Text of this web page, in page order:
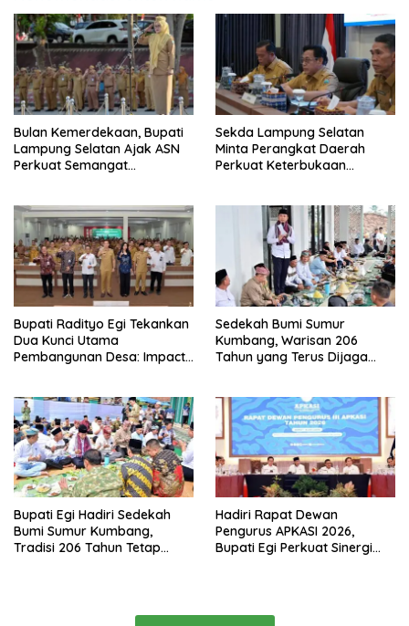
Bulan Kemerdekaan, Bupati
Lampung Selatan Ajak ASN
Perkuat Semangat
Sekda Lampung Selatan
Minta Perangkat Daerah
Perkuat Keterbukaan
Bupati Radityo Egi Tekankan
Dua Kunci Utama
Pembangunan Desa: Impact
Sedekah Bumi Sumur
Kumbang, Warisan 206
Tahun yang Terus Dijaga
Bupati Egi Hadiri Sedekah
Bumi Sumur Kumbang,
Tradisi 206 Tahun Tetap
Hadiri Rapat Dewan
Pengurus APKASI 2026,
Bupati Egi Perkuat Sinergi